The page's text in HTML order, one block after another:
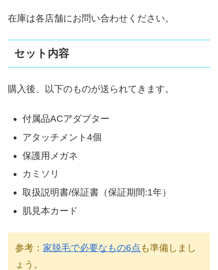
在庫は各店舗にお問い合わせください。
セット内容
購入後、以下のものが送られてきます。
付属品ACアダプター
アタッチメント4個
保護用メガネ
カミソリ
取扱説明書/保証書（保証期間:1年）
肌見本カード
参考： 家脱毛で必要なもの6点 も準備しまし
ょう。